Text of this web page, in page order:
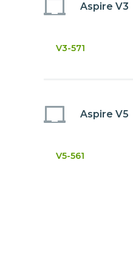
Aspire V3
V3-571
Aspire V5
V5-561